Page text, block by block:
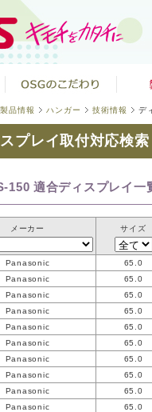
製品情報 ハンガー 技術情報 デ
プレイ取付対応検
150 適合ディスプレイ一
メーカー
サイズ
Panasonic 65.0
Panasonic 65.0
Panasonic 65.0
Panasonic 65.0
Panasonic 65.0
Panasonic 65.0
Panasonic
65.0
Panasonic 65.0
Panasonic 65.0
Panasonic
65.0